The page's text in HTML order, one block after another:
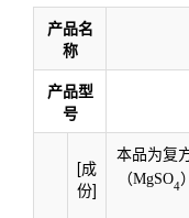
产品名
称
产品型
号
[成
份]
本品为复
（MgSO4）